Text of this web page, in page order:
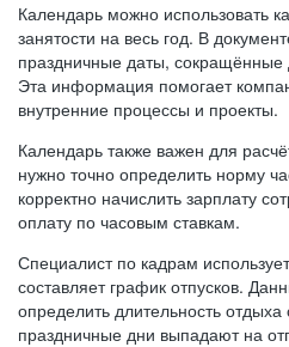
Календарь можно использовать
занятости на весь год. В
праздничные даты,
Эта информация помогает
внутренние процессы и проекты.
Календарь также важен для
нужно точно определить норму
корректно начислить зарплату
оплату по часовым ставкам.
Специалист по кадрам
составляет график отпусков.
определить длительность
праздничные дни выпадают на